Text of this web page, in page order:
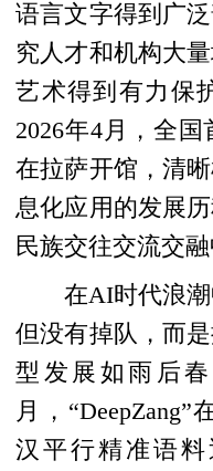
语言文字得到广
究人才和机构大
艺术得到有力保
2026年4月，全
在拉萨开馆，清
息化应用的发展
民族交往交流交
在AI时代浪潮
但没有掉队，而
型发展如雨后
月，
汉平行精准语料